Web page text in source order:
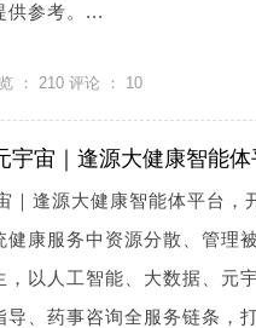
供参考。...
： 210 评论 ： 10
宇宙｜逢源大健康智能
｜逢源大健康智能体平台，
健康服务中资源分散、管理
以人工智能、大数据、元
导、药事咨询全服务链条，